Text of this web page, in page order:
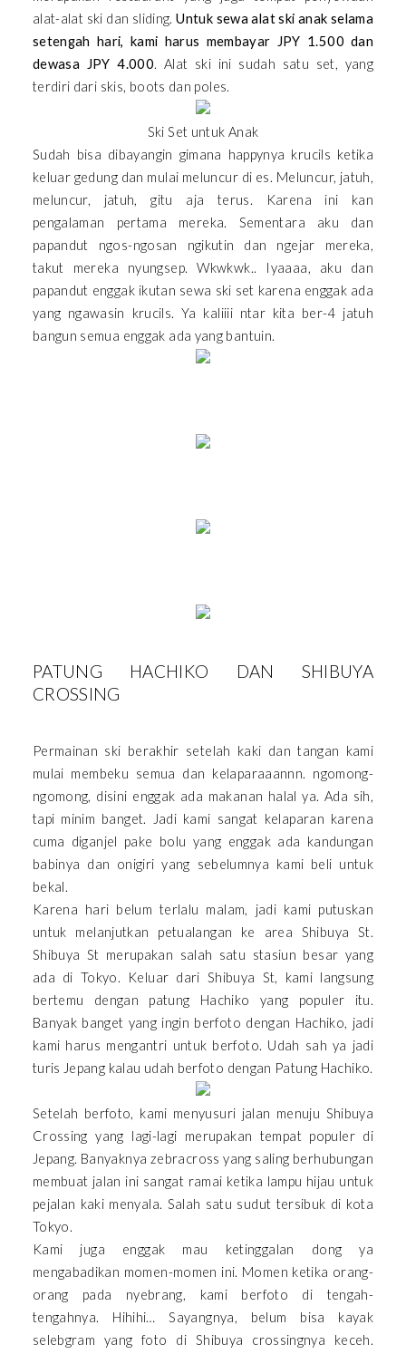
alat-alat ski dan sliding.Untuk sewa alat ski anak selama
setengah hari, kami harus membayar JPY 1.500 dan
dewasa JPY 4.000. Alat ski ini sudah satu set, yang
terdiri dari skis, boots dan poles.
Ski Set untuk Anak
Sudah bisa dibayangin gimana happynya krucils ketika
keluar gedung dan mulai meluncur di es. Meluncur, jatuh,
meluncur, jatuh, gitu aja terus. Karena ini kan
pengalaman pertama mereka. Sementara aku dan
papandut ngos-ngosan ngikutin dan ngejar mereka,
takut mereka nyungsep. Wkwkwk.. Iyaaaa, aku dan
papandut enggak ikutan sewa ski set karena enggak ada
yang ngawasin krucils. Ya kaliiii ntar kita ber-4 jatuh
bangun semua enggak ada yang bantuin.
PATUNG HACHIKO DAN SHIBUYA
CROSSING
Permainan ski berakhir setelah kaki dan tangan kami
mulai membeku semua dan kelaparaaannn. ngomong-
ngomong, disini enggak ada makanan halal ya. Ada sih,
tapi minim banget. Jadi kami sangat kelaparan karena
cuma diganjel pake bolu yang enggak ada kandungan
babinya dan onigiri yang sebelumnya kami beli untuk
bekal.
Karena hari belum terlalu malam, jadi kami putuskan
untuk melanjutkan petualangan ke area Shibuya St.
Shibuya St merupakan salah satu stasiun besar yang
ada di Tokyo. Keluar dari Shibuya St, kami langsung
bertemu dengan patung Hachiko yang populer itu.
Banyak banget yang ingin berfoto dengan Hachiko, jadi
kami harus mengantri untuk berfoto. Udah sah ya jadi
turis Jepang kalau udah berfoto dengan Patung Hachiko.
Setelah berfoto, kami menyusuri jalan menuju Shibuya
Crossing yang lagi-lagi merupakan tempat populer di
Jepang. Banyaknya zebracross yang saling berhubungan
membuat jalan ini sangat ramai ketika lampu hijau untuk
pejalan kaki menyala. Salah satu sudut tersibuk di kota
Tokyo.
Kami juga enggak mau ketinggalan dong ya
mengabadikan momen-momen ini. Momen ketika orang-
orang pada nyebrang, kami berfoto di tengah-
tengahnya. Hihihi… Sayangnya, belum bisa kayak
selebgram yang foto di Shibuya crossingnya keceh.